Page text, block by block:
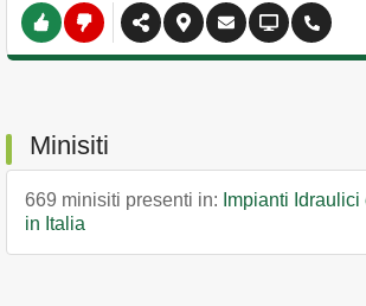
Minisiti
669 minisiti presenti in: Impianti
in Italia